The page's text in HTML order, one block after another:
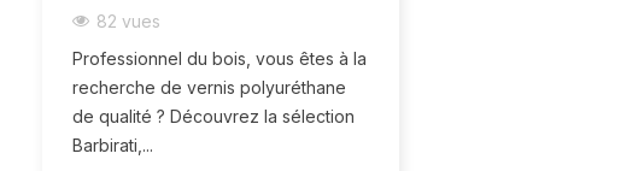
82 vues
Professionnel du bois, vous êtes à la
recherche de vernis polyuréthane
de qualité ? Découvrez la sélection
Barbirati,...